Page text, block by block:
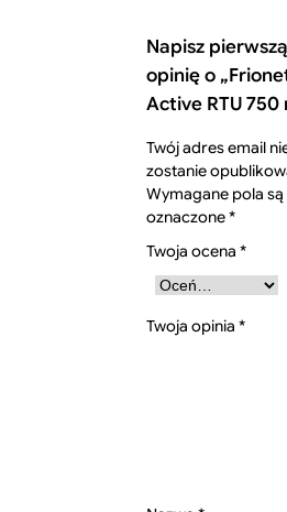
Napisz pierwszą
opinię o
Active RTU 750
Twój adres email
zostanie
Wymagane pola są
oznaczone*
Twoja ocena*
Twoja opinia*